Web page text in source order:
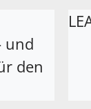
und
den